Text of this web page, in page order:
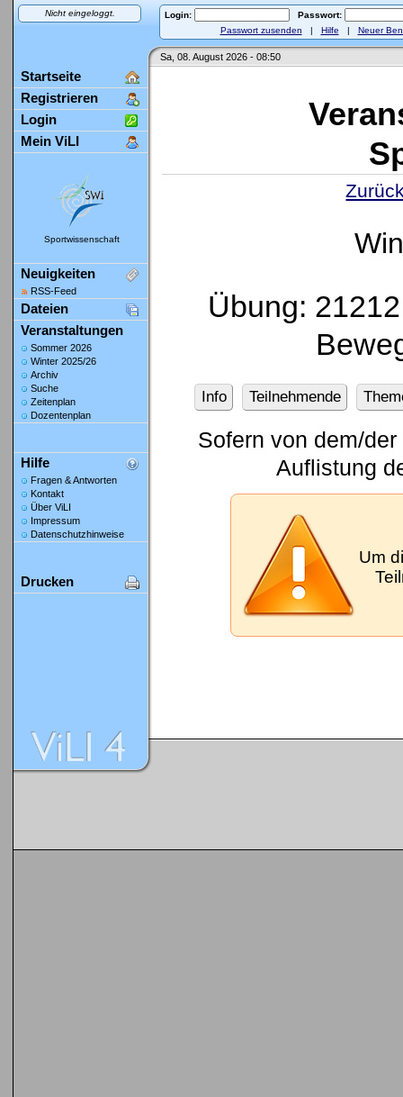
Nicht eingeloggt. Login:
Passwort:
Passwort zusenden | Hilfe | Neuer
Sa, 08. August 2026 - 08:50
Startseite
Registrieren
Login
Mein ViLI
Sportwissenschaft
Neuigkeiten
RSS-Feed
Dateien
Veranstaltungen
Sommer 2026
Winter 2025/26
Archiv
Suche
Zeitenplan
Dozentenplan
Hilfe
Fragen & Antworten
Kontakt
Über ViLI
Impressum
Datenschutzhinweise
Drucken
Übung:
Info Teilnehmende
Sofern von dem/
Auflistung
Um